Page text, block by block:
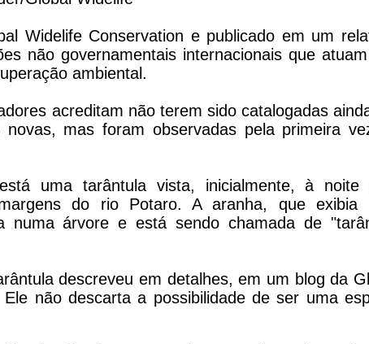
Widelife Conservation e publicado em um
não governamentais internacionais que
ambiental.
acreditam não terem sido catalogadas
mas foram observadas pela primeira
uma tarântula vista, inicialmente, à noite
do rio Potaro. A aranha, que exibia
numa árvore e está sendo chamada de
descreveu em detalhes, em um blog da
não descarta a possibilidade de ser uma